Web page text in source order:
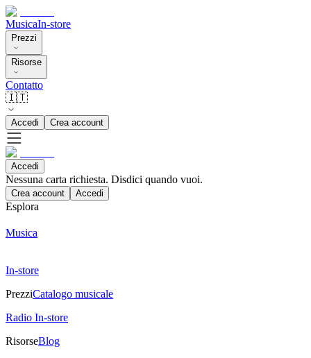
MusicaIn-store
Prezzi
Risorse
Contatto
🇮🇹
Accedi Crea account
Accedi
Nessuna carta richiesta. Disdici quando vuoi.
Crea account Accedi
Esplora
Musica
In-store
PrezziCatalogo musicale
Radio In-store
RisorseBlog